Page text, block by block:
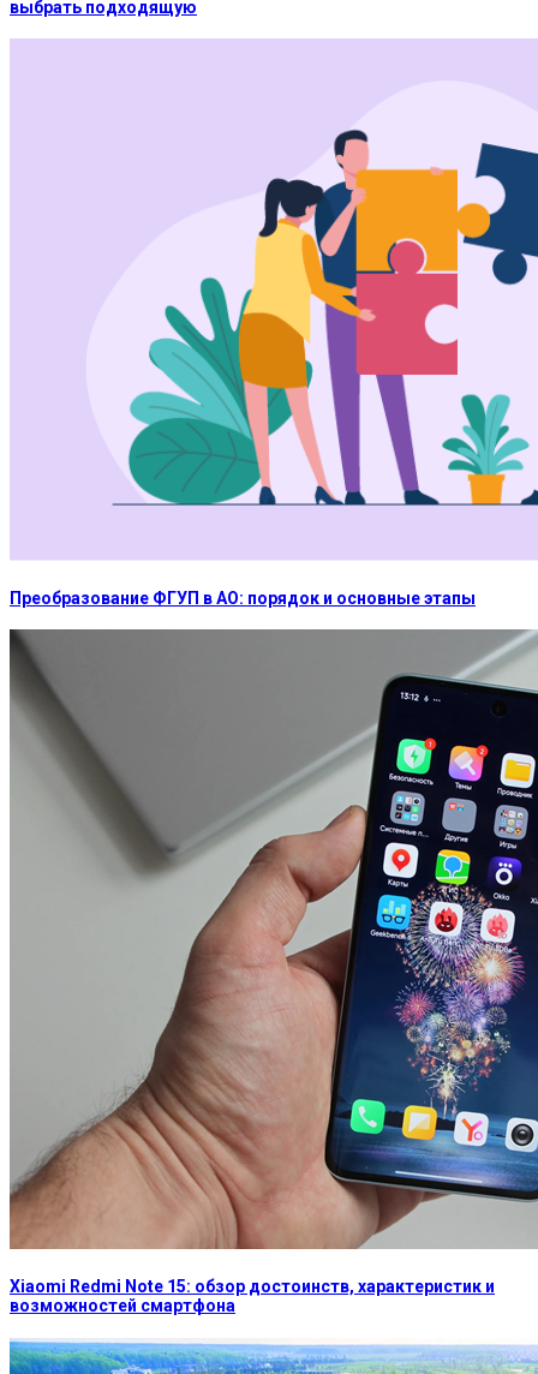
выбрать подходящую
Преобразование ФГУП в АО: порядок и основные этапы
Xiaomi Redmi Note 15: обзор достоинств, характеристик и
возможностей смартфона